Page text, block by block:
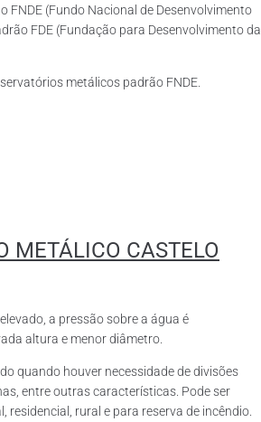
FNDE (Fundo Nacional de Desenvolvimento
FDE (Fundação para Desenvolvimento da
metálicos padrão FNDE.
METÁLICO CASTELO
a pressão sobre a água é
altura e menor diâmetro.
quando houver necessidade de divisões
entre outras características. Pode ser
residencial, rural e para reserva de incêndio.